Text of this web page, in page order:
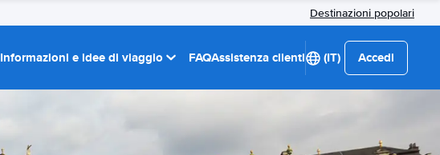
Destinazioni popolari
Informazioni e idee di viaggio FAQAssistenza clienti (IT) Accedi